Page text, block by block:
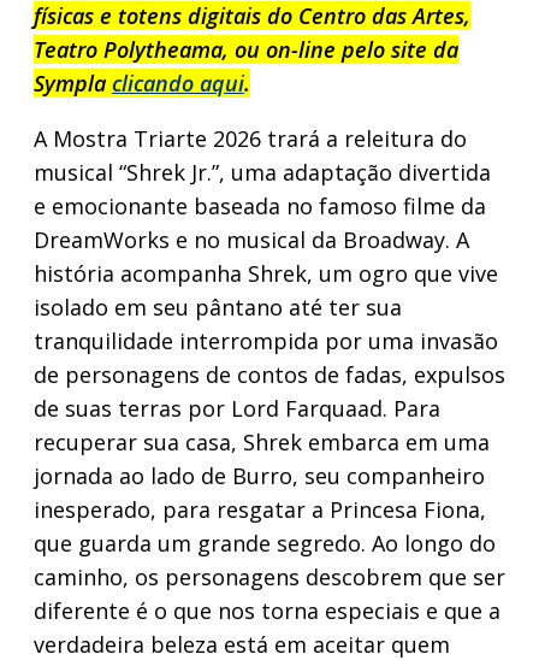
físicas e totens digitais do Centro das Artes,
Teatro Polytheama, ou on-line pelo site da
Sympla clicando aqui.
A Mostra Triarte 2026 trará a releitura do
musical “Shrek Jr.”, uma adaptação divertida
e emocionante baseada no famoso filme da
DreamWorks e no musical da Broadway. A
história acompanha Shrek, um ogro que vive
isolado em seu pântano até ter sua
tranquilidade interrompida por uma invasão
de personagens de contos de fadas, expulsos
de suas terras por Lord Farquaad. Para
recuperar sua casa, Shrek embarca em uma
jornada ao lado de Burro, seu companheiro
inesperado, para resgatar a Princesa Fiona,
que guarda um grande segredo. Ao longo do
caminho, os personagens descobrem que ser
diferente é o que nos torna especiais e que a
verdadeira beleza está em aceitar quem